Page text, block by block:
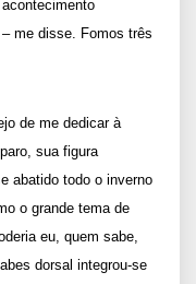
– me disse. Fomos três
de me dedicar à
sua figura
abatido todo o inverno
o grande tema de
eu, quem sabe,
dorsal integrou-se